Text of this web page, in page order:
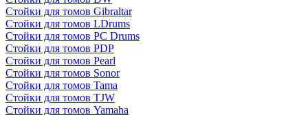
Стойки для томов Gibraltar
Стойки для томов LDrums
Стойки для томов PC Drums
Стойки для томов PDP
Стойки для томов Pearl
Стойки для томов Sonor
Стойки для томов Tama
Стойки для томов TJW
Стойки для томов Yamaha